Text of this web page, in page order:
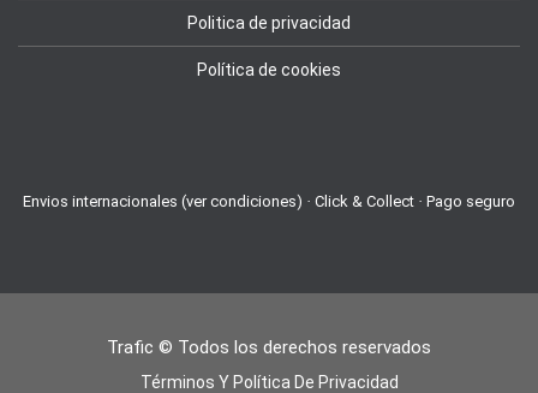
Politica de privacidad
Política de cookies
Envios internacionales (ver condiciones) · Click & Collect · Pago seguro
Trafic © Todos los derechos reservados
Términos Y Política De Privacidad